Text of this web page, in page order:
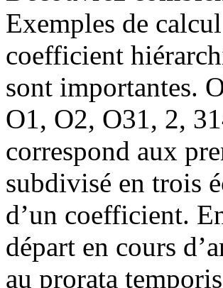
Exemples de
coefficient
sont importantes.
O1, O2, O31, 2,
correspond aux
subdivisé en trois
d’un coefficient.
départ en cours
au prorata